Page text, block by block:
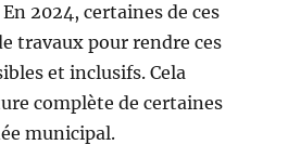
2024, certaines de ces
travaux pour rendre ces
et inclusifs. Cela
complète de certaines
municipal.